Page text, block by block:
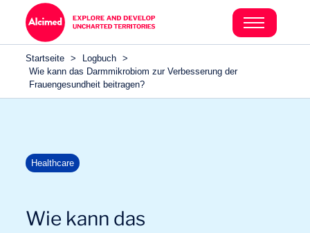
Search in content
Search in content
Startseite > Logbuch >
Wie kann das Darmmikrobiom zur Verbesserung der
Frauengesundheit beitragen?
Healthcare
Wie kann das